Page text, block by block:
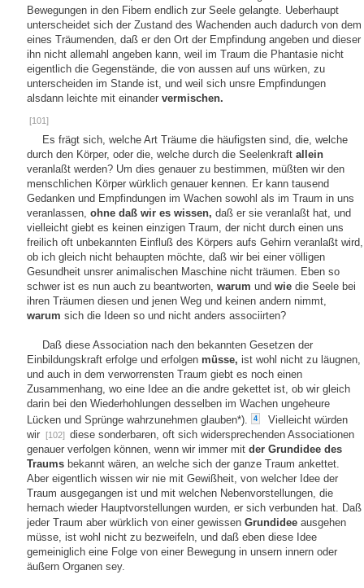
Bewegungen in den Fibern endlich zur Seele gelangte. Ueberhaupt
unterscheidet sich der Zustand des Wachenden auch dadurch von dem
eines Träumenden, daß er den Ort der Empfindung angeben und dieser
ihn nicht allemahl angeben kann, weil im Traum die Phantasie nicht
eigentlich die Gegenstände, die von aussen auf uns würken, zu
unterscheiden im Stande ist, und weil sich unsre Empfindungen
alsdann leichte mit einander vermischen.
[101]
Es frägt sich, welche Art Träume die häufigsten sind, die, welche
durch den Körper, oder die, welche durch die Seelenkraft allein
veranlaßt werden? Um dies genauer zu bestimmen, müßten wir den
menschlichen Körper würklich genauer kennen. Er kann tausend
Gedanken und Empfindungen im Wachen sowohl als im Traum in uns
veranlassen, ohne daß wir es wissen, daß er sie veranlaßt hat, und
vielleicht giebt es keinen einzigen Traum, der nicht durch einen uns
freilich oft unbekannten Einfluß des Körpers aufs Gehirn veranlaßt wird,
ob ich gleich nicht behaupten möchte, daß wir bei einer völligen
Gesundheit unsrer animalischen Maschine nicht träumen. Eben so
schwer ist es nun auch zu beantworten, warum und wie die Seele bei
ihren Träumen diesen und jenen Weg und keinen andern nimmt,
warum sich die Ideen so und nicht anders associirten?
Daß diese Association nach den bekannten Gesetzen der
Einbildungskraft erfolge und erfolgen müsse, ist wohl nicht zu läugnen,
und auch in dem verworrensten Traum giebt es noch einen
Zusammenhang, wo eine Idee an die andre gekettet ist, ob wir gleich
darin bei den Wiederhohlungen desselben im Wachen ungeheure
Lücken und Sprünge wahrzunehmen glauben*).
4
Vielleicht würden
wir
[102] diese sonderbaren, oft sich widersprechenden Associationen
genauer verfolgen können, wenn wir immer mit der Grundidee des
Traums bekannt wären, an welche sich der ganze Traum ankettet.
Aber eigentlich wissen wir nie mit Gewißheit, von welcher Idee der
Traum ausgegangen ist und mit welchen Nebenvorstellungen, die
hernach wieder Hauptvorstellungen wurden, er sich verbunden hat. Daß
jeder Traum aber würklich von einer gewissen Grundidee ausgehen
müsse, ist wohl nicht zu bezweifeln, und daß eben diese Idee
gemeiniglich eine Folge von einer Bewegung in unsern innern oder
äußern Organen sey.